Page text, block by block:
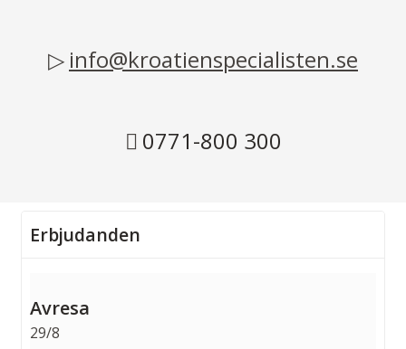
info@kroatienspecialisten.se
0771-800 300
Erbjudanden
29/8